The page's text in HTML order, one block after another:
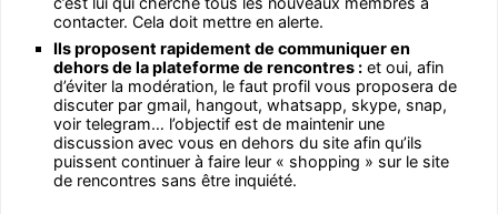
contacter. Cela doit mettre en alerte.
Ils proposent rapidement de communiquer en
dehors de la plateforme de rencontres : et oui, afin
d’éviter la modération, le faut profil vous proposera de
discuter par gmail, hangout, whatsapp, skype, snap,
voir telegram… l’objectif est de maintenir une
discussion avec vous en dehors du site afin qu’ils
puissent continuer à faire leur « shopping » sur le site
de rencontres sans être inquiété.